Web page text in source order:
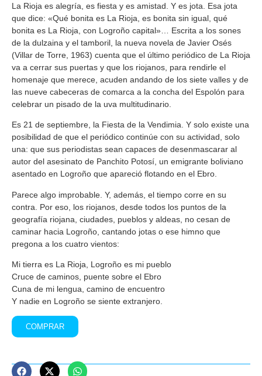
La Rioja es alegría, es fiesta y es amistad. Y es jota. Esa jota
que dice: «Qué bonita es La Rioja, es bonita sin igual, qué
bonita es La Rioja, con Logroño capital»… Escrita a los sones
de la dulzaina y el tamboril, la nueva novela de Javier Osés
(Villar de Torre, 1963) cuenta que el último periódico de La Rioja
va a cerrar sus puertas y que los riojanos, para rendirle el
homenaje que merece, acuden andando de los siete valles y de
las nueve cabeceras de comarca a la concha del Espolón para
celebrar un pisado de la uva multitudinario.
Es 21 de septiembre, la Fiesta de la Vendimia. Y solo existe una
posibilidad de que el periódico continúe con su actividad, solo
una: que sus periodistas sean capaces de desenmascarar al
autor del asesinato de Panchito Potosí, un emigrante boliviano
asentado en Logroño que apareció flotando en el Ebro.
Parece algo improbable. Y, además, el tiempo corre en su
contra. Por eso, los riojanos, desde todos los puntos de la
geografía riojana, ciudades, pueblos y aldeas, no cesan de
caminar hacia Logroño, cantando jotas o ese himno que
pregona a los cuatro vientos:
Mi tierra es La Rioja, Logroño es mi pueblo
Cruce de caminos, puente sobre el Ebro
Cuna de mi lengua, camino de encuentro
Y nadie en Logroño se siente extranjero.
COMPRAR